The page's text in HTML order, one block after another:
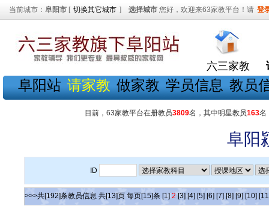
当前城市： 阜阳市 [ 切换其它城市 ] 选择城市 您好，欢迎来63家教平台！请 登
六三家教
阜阳站 请家教 做家教 学员信息 教员
目前，63家教平台在册教员3809名，其中明星教员163名
阜阳
ID
>>>共[192]条教员信息 共[13]页 每页[15]条 [1] 2 [3] [4] [5] [6] [7] [8] [9] [10]